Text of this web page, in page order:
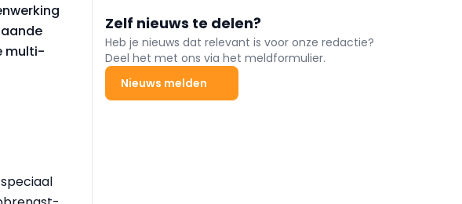
multi-
Zelf nieuws te delen?
Heb je nieuws dat relevant is voor onze redactie?
Deel het met ons via het meldformulier.
Nieuws melden